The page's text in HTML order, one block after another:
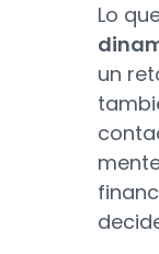
Lo
un